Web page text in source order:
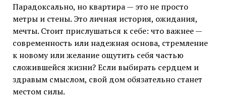
Парадоксально, но квартира — это не просто
метры и стены. Это личная история, ожидания,
мечты. Стоит прислушаться к себе: что важнее —
современность или надежная основа, стремление
к новому или желание ощутить себя частью
сложившейся жизни? Если выбирать сердцем и
здравым смыслом, свой дом обязательно станет
местом силы.